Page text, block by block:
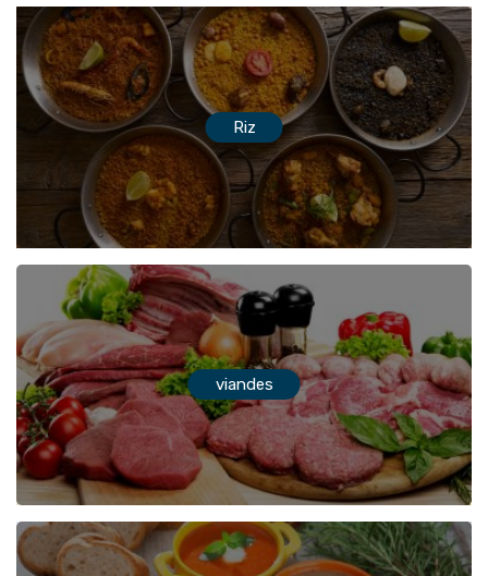
Riz
viandes